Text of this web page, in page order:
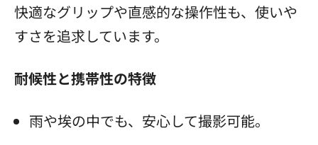
快適なグリップや直感的な操作性も、使いや
すさを追求しています。
耐候性と携帯性の特徴
雨や埃の中でも、安心して撮影可能。